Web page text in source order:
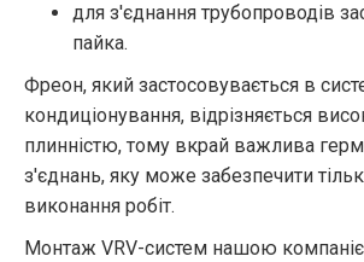
для з'єднання трубопроводів
пайка.
Фреон, який застосовувається в
кондиціонування, відрізняється
плинністю, тому вкрай важлива
з'єднань, яку може забезпечити
виконання робіт.
Монтаж VRV-систем нашою